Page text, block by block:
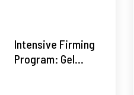
Intensive Firming
Program: Gel